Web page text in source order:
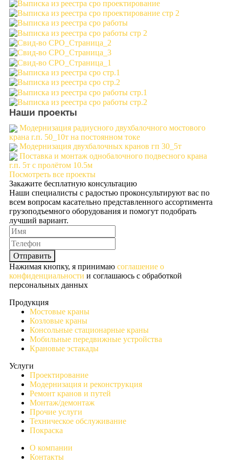
Наши проекты
Модернизация радиусного двухбалочного мостового
крана г.п. 50_10т на постоянном токе
Модернизация двухбалочных кранов гп 30_5т
Поставка и монтаж однобалочного подвесного крана
г.п. 5т с пролётом 10.5м
Посмотреть все проекты
Закажите бесплатную консультацию
Наши специалисты с радостью проконсультируют вас по
всем вопросам касательно представленного ассортимента
грузоподъемного оборудования и помогут подобрать
лучший вариант.
Отправить
Нажимая кнопку, я принимаю соглашение о
конфиденциальности и соглашаюсь с обработкой
персональных данных
Продукция
Мостовые краны
Козловые краны
Консольные стационарные краны
Мобильные передвижные устройства
Крановые эстакады
Услуги
Проектирование
Модернизация и реконструкция
Ремонт кранов и путей
Монтаж/демонтаж
Прочие услуги
Техническое обслуживание
Покраска
О компании
Контакты